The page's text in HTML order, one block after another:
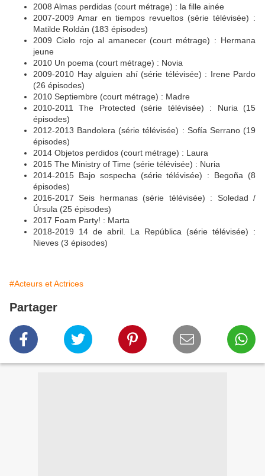
2008 Almas perdidas (court métrage) : la fille ainée
2007-2009 Amar en tiempos revueltos (série télévisée) :
Matilde Roldán (183 épisodes)
2009 Cielo rojo al amanecer (court métrage) : Hermana
jeune
2010 Un poema (court métrage) : Novia
2009-2010 Hay alguien ahí (série télévisée) : Irene Pardo
(26 épisodes)
2010 Septiembre (court métrage) : Madre
2010-2011 The Protected (série télévisée) : Nuria (15
épisodes)
2012-2013 Bandolera (série télévisée) : Sofía Serrano (19
épisodes)
2014 Objetos perdidos (court métrage) : Laura
2015 The Ministry of Time (série télévisée) : Nuria
2014-2015 Bajo sospecha (série télévisée) : Begoña (8
épisodes)
2016-2017 Seis hermanas (série télévisée) : Soledad /
Úrsula (25 épisodes)
2017 Foam Party! : Marta
2018-2019 14 de abril. La República (série télévisée) :
Nieves (3 épisodes)
#Acteurs et Actrices
Partager